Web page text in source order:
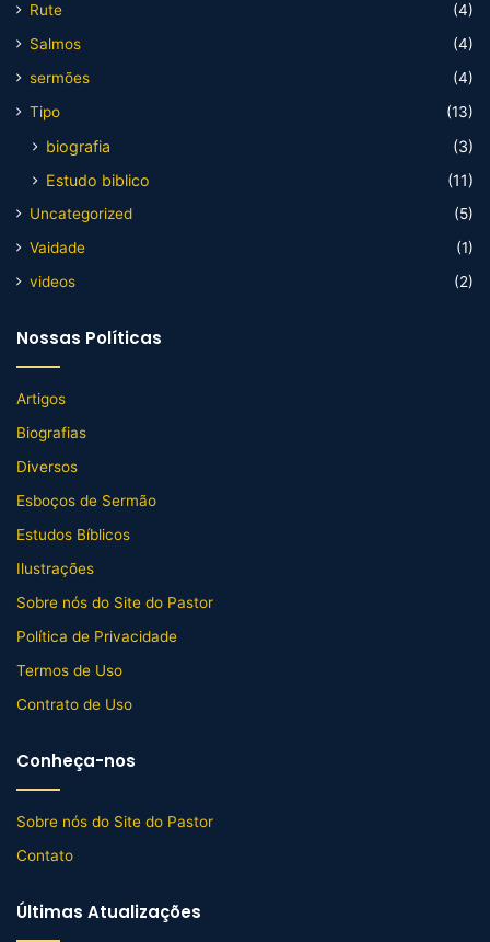
Rute
(4)
Salmos
(4)
sermões
(4)
Tipo
(13)
biografia
(3)
Estudo biblico
(11)
Uncategorized
(5)
Vaidade
(1)
videos
(2)
Nossas Políticas
Artigos
Biografias
Diversos
Esboços de Sermão
Estudos Bíblicos
Ilustrações
Sobre nós do Site do Pastor
Política de Privacidade
Termos de Uso
Contrato de Uso
Conheça-nos
Sobre nós do Site do Pastor
Contato
Últimas Atualizações